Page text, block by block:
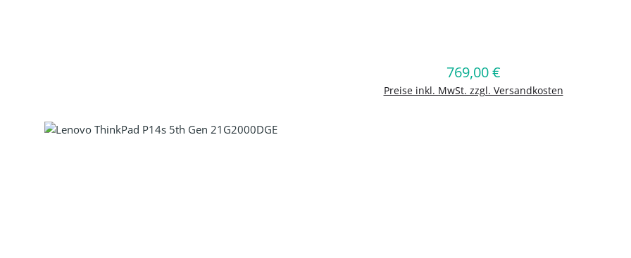
Regulärer Preis:
769,00 €
Preise inkl. MwSt. zzgl. Versandkosten
In den Warenkorb